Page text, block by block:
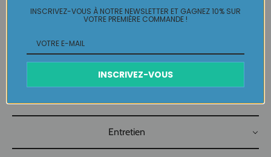
….
Livraison
Entretien
INSCRIVEZ-VOUS À NOTRE NEWSLETTER ET GAGNEZ 10% SUR
VOTRE PREMIÈRE COMMANDE !
INSCRIVEZ-VOUS